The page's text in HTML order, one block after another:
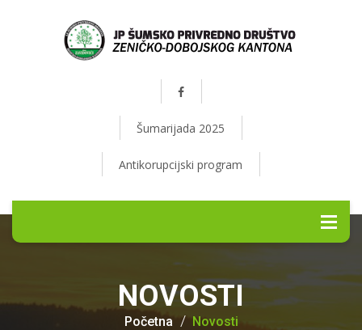
Šumarijada 2025
Antikorupcijski program
NOVOSTI
Početna Novosti